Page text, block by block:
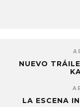
NUEVO
LA ESCENA